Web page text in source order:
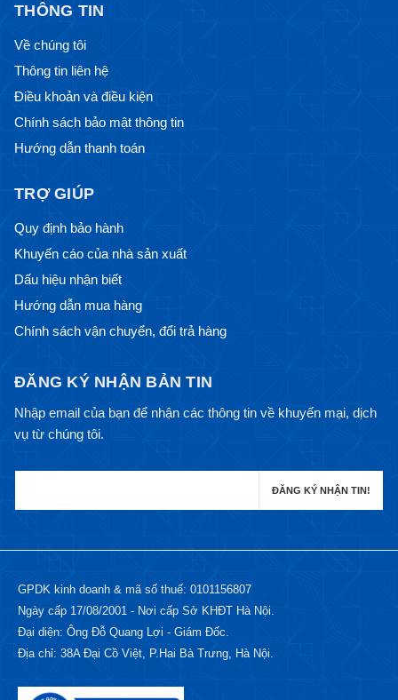
THÔNG TIN
Về chúng tôi
Thông tin liên hệ
Điều khoản và điều kiện
Chính sách bảo mật thông tin
Hướng dẫn thanh toán
TRỢ GIÚP
Quy định bảo hành
Khuyến cáo của nhà sản xuất
Dấu hiệu nhận biết
Hướng dẫn mua hàng
Chính sách vận chuyển, đổi trả hàng
ĐĂNG KÝ NHẬN BẢN TIN
Nhập email của bạn để nhận các thông tin về khuyến mại, dịch
vụ từ chúng tôi.
GPDK kinh doanh & mã số thuế: 0101156807
Ngày cấp 17/08/2001 - Nơi cấp Sở KHĐT Hà Nội.
Đại diện: Ông Đỗ Quang Lợi - Giám Đốc.
Địa chỉ: 38A Đại Cồ Việt, P.Hai Bà Trưng, Hà Nội.